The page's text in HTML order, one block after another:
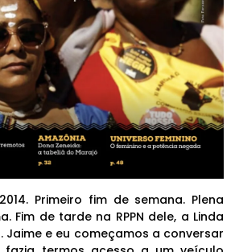
Primeiro fim de semana. Plena
Fim de tarde na RPPN dele, a Linda
Jaime e eu começamos a conversar